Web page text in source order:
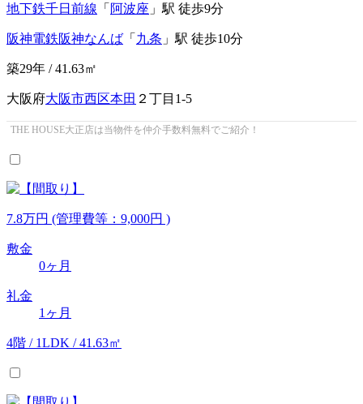
地下鉄千日前線 「 阿波座 」駅 徒歩9分
阪神電鉄阪神なんば 「 九条 」駅 徒歩10分
築29年 / 41.63㎡
大阪府大阪市西区本田 ２丁目1-5
THE HOUSE大正店は当物件を仲介手数料無料でご紹介！
7.8万円 (管理費等：9,000円 )
敷金
0ヶ月
礼金
1ヶ月
4階 / 1LDK / 41.63㎡